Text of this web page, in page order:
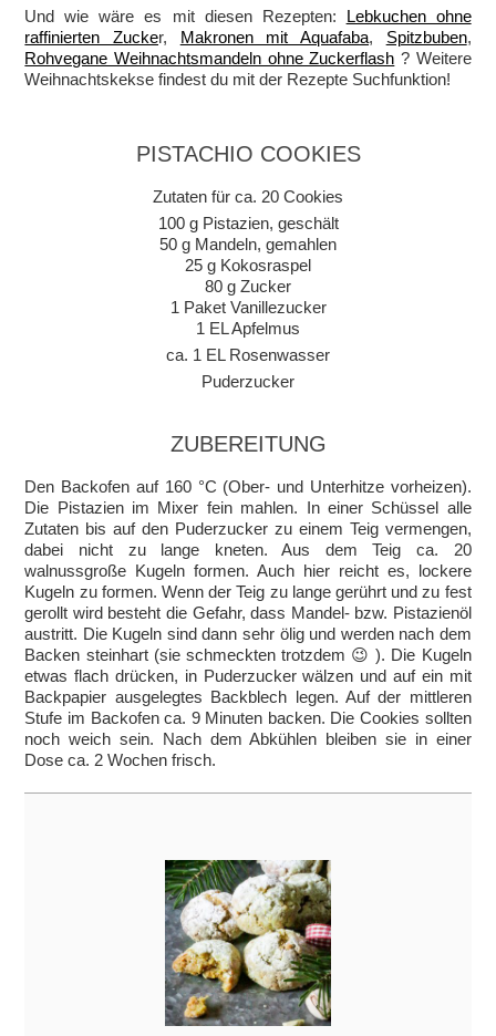
Und wie wäre es mit diesen Rezepten: Lebkuchen ohne
raffinierten Zucker, Makronen mit Aquafaba, Spitzbuben,
Rohvegane Weihnachtsmandeln ohne Zuckerflash ? Weitere
Weihnachtskekse findest du mit der Rezepte Suchfunktion!
PISTACHIO COOKIES
Zutaten für ca. 20 Cookies
100 g Pistazien, geschält
50 g Mandeln, gemahlen
25 g Kokosraspel
80 g Zucker
1 Paket Vanillezucker
1 EL Apfelmus
ca. 1 EL Rosenwasser
Puderzucker
ZUBEREITUNG
Den Backofen auf 160 °C (Ober- und Unterhitze vorheizen).
Die Pistazien im Mixer fein mahlen. In einer Schüssel alle
Zutaten bis auf den Puderzucker zu einem Teig vermengen,
dabei nicht zu lange kneten. Aus dem Teig ca. 20
walnussgroße Kugeln formen. Auch hier reicht es, lockere
Kugeln zu formen. Wenn der Teig zu lange gerührt und zu fest
gerollt wird besteht die Gefahr, dass Mandel- bzw. Pistazienöl
austritt. Die Kugeln sind dann sehr ölig und werden nach dem
Backen steinhart (sie schmeckten trotzdem 😉 ). Die Kugeln
etwas flach drücken, in Puderzucker wälzen und auf ein mit
Backpapier ausgelegtes Backblech legen. Auf der mittleren
Stufe im Backofen ca. 9 Minuten backen. Die Cookies sollten
noch weich sein. Nach dem Abkühlen bleiben sie in einer
Dose ca. 2 Wochen frisch.